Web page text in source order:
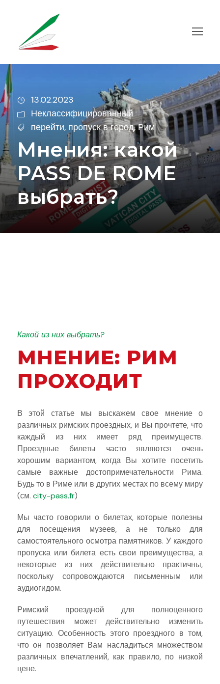
13.02.2023
Неклассифицированный
перейти, пропуск в город, Рим
Мнения: какой
PASS DE ROME
выбрать?
Какой из них выбрать?
МНЕНИЕ: РИМ
ПРОХОДИТ
В этой статье мы выскажем свое мнение о
различных римских проездных, и Вы прочтете, что
каждый из них имеет ряд преимуществ.
Проездные билеты часто являются очень
хорошим вариантом, когда Вы хотите посетить
самые важные достопримечательности Рима.
Будь то в Риме или в других местах по всему миру
(см. city-pass.fr)
Мы часто говорили о билетах, которые полезны
для посещения музеев, а не только для
самостоятельного осмотра памятников. У каждого
пропуска или билета есть свои преимущества, а
некоторые из них действительно практичны,
поскольку сопровождаются письменным или
аудиогидом.
Римский проездной для полноценного
путешествия может действительно изменить
ситуацию. Особенность этого проездного в том,
что он позволяет Вам насладиться множеством
различных впечатлений, как правило, по низкой
цене.